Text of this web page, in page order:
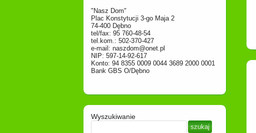
"Nasz Dom"
Plac Konstytucji 3-go Maja 2
74-400 Dębno
tel/fax: 95 760-48-54
tel.kom.: 502-370-427
e-mail: naszdom@onet.pl
NIP: 597-14-92-617
Konto: 94 8355 0009 0044 3689 2000 0001
Bank GBS O/Dębno
Wyszukiwanie